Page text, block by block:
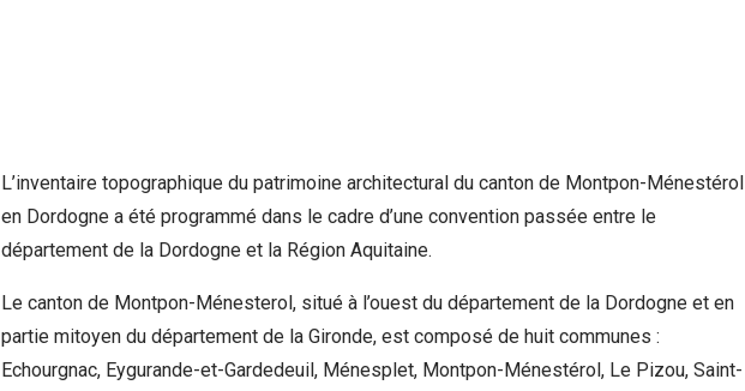
L’inventaire topographique du patrimoine architectural du canton de Montpon-Ménestérol
en Dordogne a été programmé dans le cadre d’une convention passée entre le
département de la Dordogne et la Région Aquitaine.
Le canton de Montpon-Ménesterol, situé à l’ouest du département de la Dordogne et en
partie mitoyen du département de la Gironde, est composé de huit communes :
Echourgnac, Eygurande-et-Gardedeuil, Ménesplet, Montpon-Ménestérol, Le Pizou, Saint-